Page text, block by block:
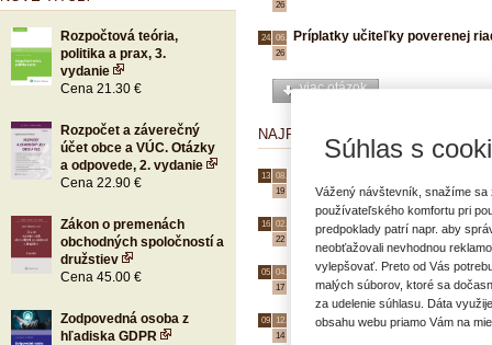
Rozpočtová teória,
politika a prax, 3.
vydanie
Cena 21.30 €
Rozpočet a záverečný
účet obce a VÚC. Otázky
a odpovede, 2. vydanie
Cena 22.90 €
Zákon o premenách
obchodných spoločností a
družstiev
Cena 45.00 €
Zodpovedná osoba z
hľadiska GDPR
26
24. 06.
26
Príplatky učiteľky poverenej
viac otázok
NAJPOPULÁRNEJŠIE OTÁZKY
13. 08.
19
16. 02.
22
Dovolenka počas materskej
05. 04.
17
Fotografie ako súčasť
09. 12.
14
Výpočet odstupného starostu
Súhlas s
Vážený návštevník, snažíme
používateľského komfortu pri
predpoklady patrí napr. aby
neobťažovali nevhodnou
vylepšovať. Preto od Vás
malých súborov, ktoré sa
za udelenie súhlasu. Dáta
obsahu webu priamo Vám na